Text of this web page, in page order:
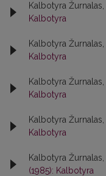
Kalbotyra Žurnalas,
Kalbotyra
Kalbotyra Žurnalas,
Kalbotyra
Kalbotyra Žurnalas,
Kalbotyra
Kalbotyra Žurnalas,
Kalbotyra
Kalbotyra Žurnalas,
(1985): Kalbotyra